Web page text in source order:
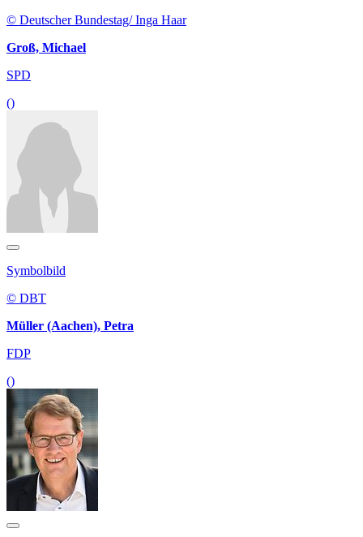
© Deutscher Bundestag/ Inga Haar
Groß, Michael
SPD
()
Symbolbild
© DBT
Müller (Aachen), Petra
FDP
()